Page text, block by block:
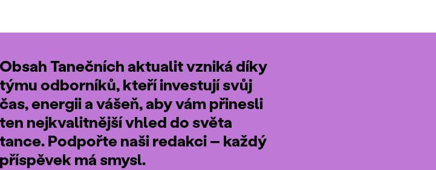
Obsah Tanečních aktualit vzniká díky
týmu odborníků, kteří investují svůj
čas, energii a vášeň, aby vám přinesli
ten nejkvalitnější vhled do světa
tance. Podpořte naši redakci – každý
příspěvek má smysl.